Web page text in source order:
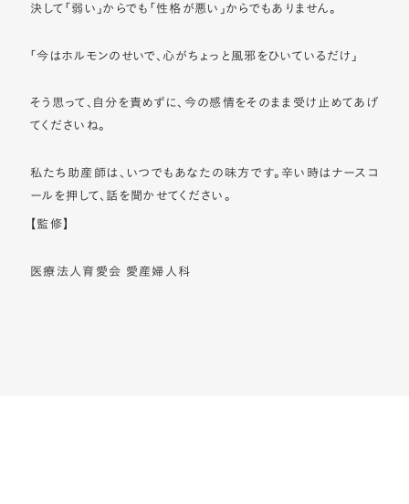
決して「弱い」からでも「性格が悪い」からでもありません。
「今はホルモンのせいで、心がちょっと風邪をひいているだけ」
そう思って、自分を責めずに、今の感情をそのまま受け止めてあげ
てくださいね。
私たち助産師は、いつでもあなたの味方です。辛い時はナースコ
ールを押して、話を聞かせてください。
【監修】
医療法人育愛会 愛産婦人科